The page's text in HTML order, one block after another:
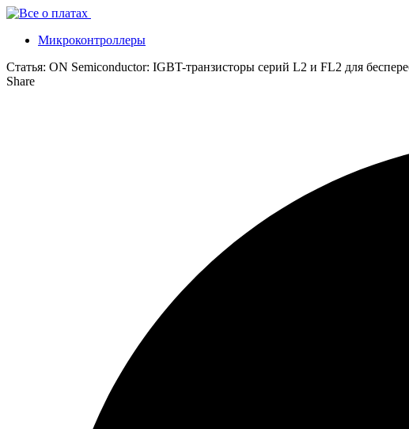
Микроконтроллеры
Статья: ON Semiconductor: IGBT-транзисторы серий L2 и FL2 для
Share